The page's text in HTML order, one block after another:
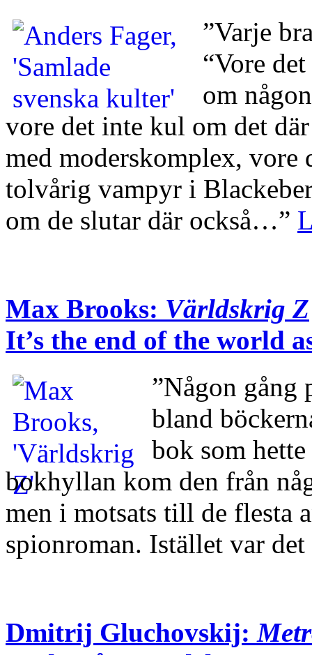
”Varje
“Vore
om
vore det inte kul om det
med moderskomplex, vore
tolvårig vampyr i
om de slutar där också…”
Max Brooks: Världskrig Z
It’s the end of the world
”Någon gång
bland
bok som
bokhyllan kom den från
men i motsats till de flesta
spionroman. Istället var
Dmitrij Gluchovskij: